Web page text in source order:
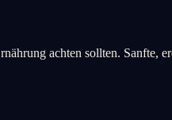
achten sollten. Sanfte,